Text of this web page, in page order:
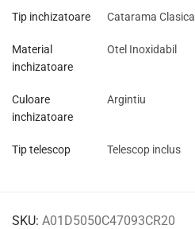
Tip inchizatoare Catarama Clasica
Material
inchizatoare
Otel Inoxidabil
Culoare
inchizatoare
Argintiu
Tip telescop Telescop inclus
SKU: A01D5050C47093CR20